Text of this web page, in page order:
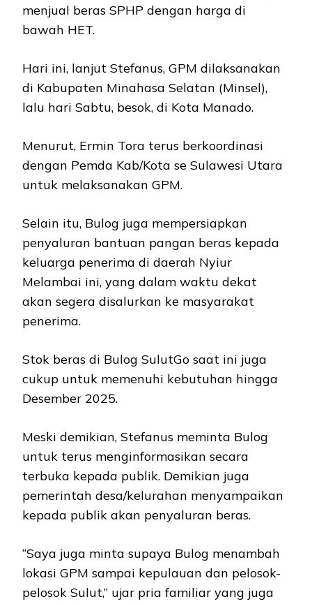
menjual beras SPHP dengan harga di
bawah HET.
Hari ini, lanjut Stefanus, GPM dilaksanakan
di Kabupaten Minahasa Selatan (Minsel),
lalu hari Sabtu, besok, di Kota Manado.
Menurut, Ermin Tora terus berkoordinasi
dengan Pemda Kab/Kota se Sulawesi Utara
untuk melaksanakan GPM.
Selain itu, Bulog juga mempersiapkan
penyaluran bantuan pangan beras kepada
keluarga penerima di daerah Nyiur
Melambai ini, yang dalam waktu dekat
akan segera disalurkan ke masyarakat
penerima. ⁠
Stok beras di Bulog SulutGo saat ini juga
cukup untuk memenuhi kebutuhan hingga
Desember 2025.
Meski demikian, Stefanus meminta Bulog
untuk terus menginformasikan secara
terbuka kepada publik. Demikian juga
pemerintah desa/kelurahan menyampaikan
kepada publik akan penyaluran beras.
“Saya juga minta supaya Bulog menambah
lokasi GPM sampai kepulauan dan pelosok-
pelosok Sulut,” ujar pria familiar yang juga